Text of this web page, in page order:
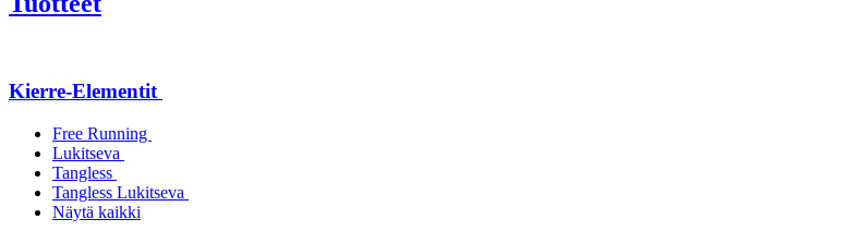
Kierre-Elementit
Free Running
Lukitseva
Tangless
Tangless Lukitseva
Näytä kaikki